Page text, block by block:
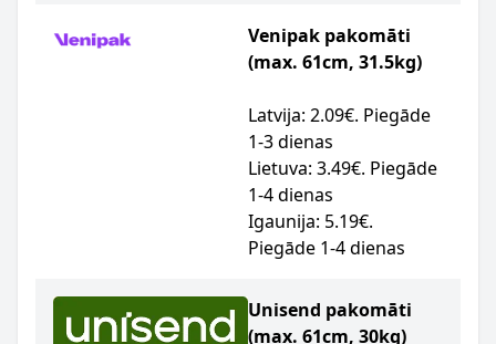
Venipak pakomāti
(max. 61cm, 31.5kg)
Latvija: 2.09€. Piegāde
1-3 dienas
Lietuva: 3.49€. Piegāde
1-4 dienas
Igaunija: 5.19€.
Piegāde 1-4 dienas
Unisend pakomāti
(max. 61cm, 30kg)